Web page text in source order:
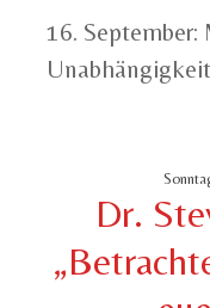
16. September:
Dr.